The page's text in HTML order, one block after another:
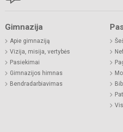
Gimnazija
Apie gimnaziją
Vizija, misija, vertybės
Pasiekimai
Gimnazijos himnas
Bendradarbiavimas